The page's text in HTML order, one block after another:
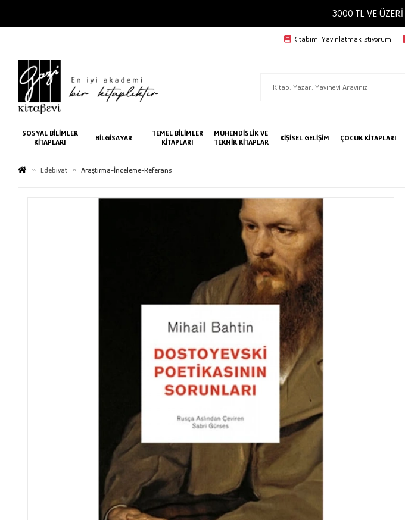
3000 TL VE
Kitabımı Yayınlatmak İstiyorum
SOSYAL BİLİMLER
KİTAPLARI
BİLGİSAYAR
TEMEL BİLİMLER
KİTAPLARI
MÜHENDİSLİK VE
TEKNİK KİTAPLAR
KİŞİSEL GELİŞİM ÇOCUK KİTAPLARI
Edebiyat Araştırma-İnceleme-Referans